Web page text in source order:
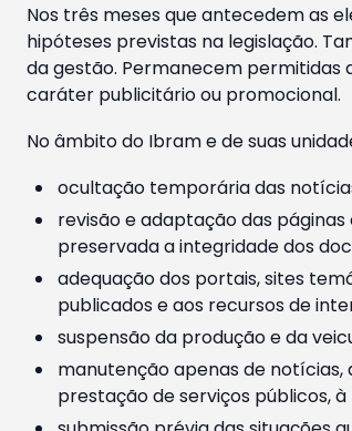
Nos três meses que antecedem as
hipóteses previstas na legislação.
da gestão. Permanecem permitidas
caráter publicitário ou promocional.
No âmbito do Ibram e de suas
ocultação temporária das
revisão e adaptação das
preservada a integridade dos
adequação dos portais, sites
publicados e aos recursos de
suspensão da produção e da
manutenção apenas de notícias,
prestação de serviços públicos,